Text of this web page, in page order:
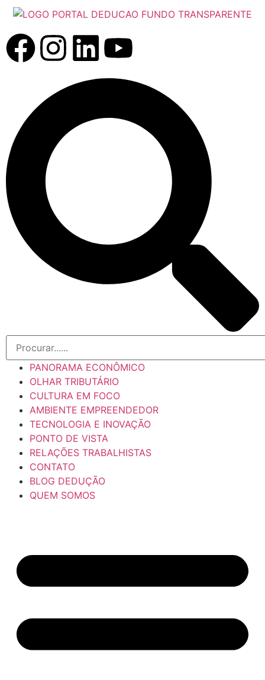
PANORAMA ECONÔMICO
OLHAR TRIBUTÁRIO
CULTURA EM FOCO
AMBIENTE EMPREENDEDOR
TECNOLOGIA E INOVAÇÃO
PONTO DE VISTA
RELAÇÕES TRABALHISTAS
CONTATO
BLOG DEDUÇÃO
QUEM SOMOS